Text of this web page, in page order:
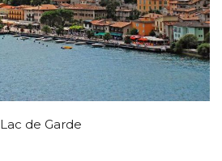
Lac de Garde